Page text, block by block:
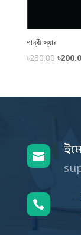
গান্ধী স্যার
৳280.00 ৳

